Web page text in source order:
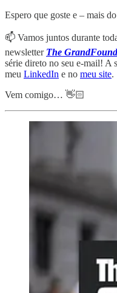
Espero que goste e – mais
📫 Vamos juntos durante
newsletter The
série direto no seu e-mail! A
meu LinkedIn e no meu site.
Vem comigo… 👋🏻